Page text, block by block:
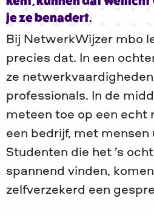
je ze benadert.
Bij NetwerkWijzer mbo
precies dat. In een
ze
professionals. In de
meteen toe op een echt
een bedrijf, met
Studenten die het ’s
spannend vinden,
zelfverzekerd een